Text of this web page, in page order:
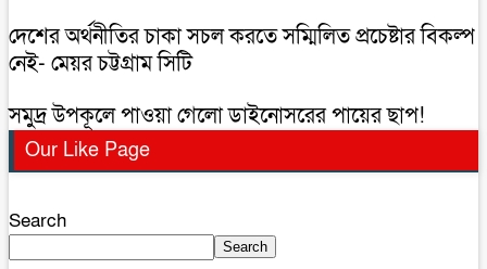
দেশের অর্থনীতির চাকা সচল করতে সম্মিলিত প্রচেষ্টার বিকল্প
নেই- মেয়র চট্টগ্রাম সিটি
সমুদ্র উপকূলে পাওয়া গেলো ডাইনোসরের পায়ের ছাপ!
Our Like Page
Search
Search